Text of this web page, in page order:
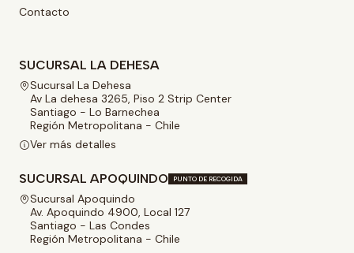
Contacto
SUCURSAL LA DEHESA
Sucursal La Dehesa
Av La dehesa 3265, Piso 2 Strip Center
Santiago - Lo Barnechea
Región Metropolitana - Chile
Ver más detalles
SUCURSAL APOQUINDO PUNTO DE RECOGIDA
Sucursal Apoquindo
Av. Apoquindo 4900, Local 127
Santiago - Las Condes
Región Metropolitana - Chile